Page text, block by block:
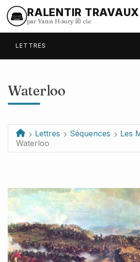
RALENTIR TRAVAUX
par Yann Houry & cie
LETTRES
Waterloo
Lettres Séquences
Les
Waterloo